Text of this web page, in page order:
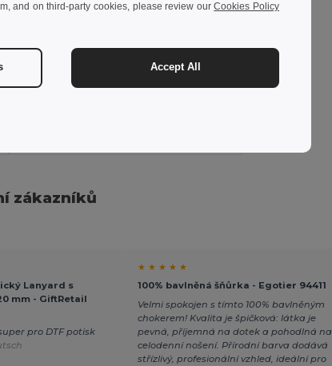
Balení 10 ks GiftRetail MO9058
zákazníků
Lanyard s
mm - GiftRetail
pro DTF potisk
★ ★ ★ ★ ★
100% bavlněná šňůrka - Egotier 94411
Velmi spokojen s tímto 100% bavlněným
chokerem! Kvalita je špičková: látka je
pevná, příjemná na dotek a pohodlná na
celodenní nošení. Přírodní barva dodává
střízlivý, profesionální vzhled, ideální pro
and on third-party cookies, please review ourCookies Policy
Accept All